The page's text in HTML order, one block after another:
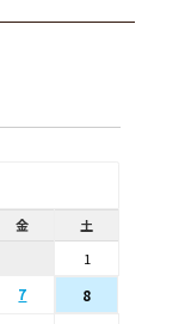
金 土
1
7
8